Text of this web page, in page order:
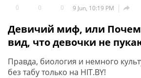
0 0 0 9 Jun, 10:19 PM 
Девичий миф, или
вид, что девочки не
Правда, биология и немного
без табу только на HIT.BY!